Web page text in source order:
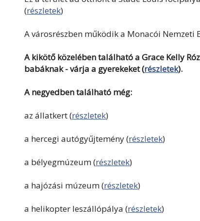
(részletek)
A városrészben működik a Monacói Nemzeti
A kikötő közelében található a Grace Kelly
babáknak - várja a gyerekeket (részletek).
A negyedben található még:
az állatkert (részletek)
a hercegi autógyűjtemény (részletek)
a bélyegmúzeum (részletek)
a hajózási múzeum (részletek)
a helikopter leszállópálya (részletek)